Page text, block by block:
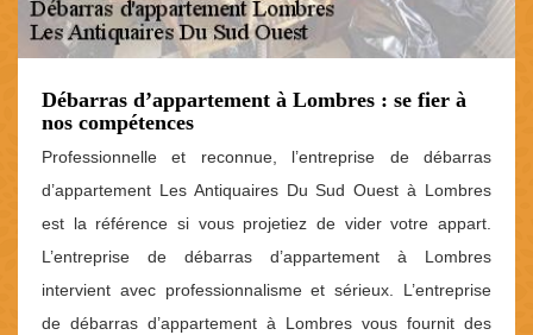
Débarras d’appartement à Lombres : se fier à
nos compétences
Professionnelle et reconnue, l’entreprise de débarras
d’appartement Les Antiquaires Du Sud Ouest à Lombres
est la référence si vous projetiez de vider votre appart.
L’entreprise de débarras d’appartement à Lombres
intervient avec professionnalisme et sérieux. L’entreprise
de débarras d’appartement à Lombres vous fournit des